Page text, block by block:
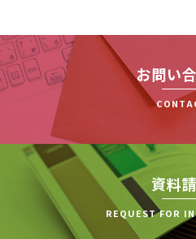
お問い
資料
REQUEST FOR